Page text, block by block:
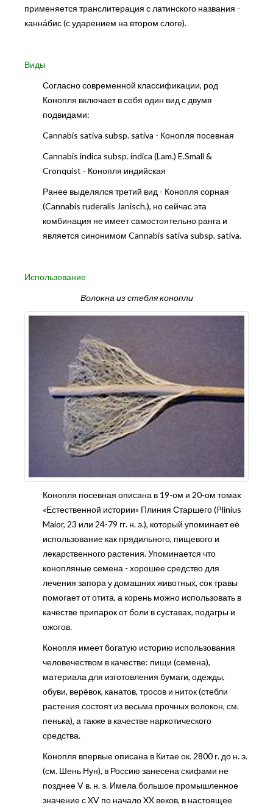
применяется транслитерация с латинского названия -
канна́бис (с ударением на втором слоге).
Виды
Согласно современной классификации, род
Конопля включает в себя один вид с двумя
подвидами:
Cannabis sativa subsp. sativa - Конопля посевная
Cannabis indica subsp. indica (Lam.) E.Small &
Cronquist - Конопля индийская
Ранее выделялся третий вид - Конопля сорная
(Cannabis ruderalis Janisch.), но сейчас эта
комбинация не имеет самостоятельно ранга и
является синонимом Cannabis sativa subsp. sativa.
Использование
Волокна из стебля конопли
Конопля посевная описана в 19-ом и 20-ом томах
«Естественной истории» Плиния Старшего (Plinius
Maior, 23 или 24-79 гг. н. э.), который упоминает её
использование как прядильного, пищевого и
лекарственного растения. Упоминается что
конопляные семена - хорошее средство для
лечения запора у домашних животных, сок травы
помогает от отита, а корень можно использовать в
качестве припарок от боли в суставах, подагры и
ожогов.
Конопля имеет богатую историю использования
человечеством в качестве: пищи (семена),
материала для изготовления бумаги, одежды,
обуви, верёвок, канатов, тросов и ниток (стебли
растения состоят из весьма прочных волокон, см.
пенька), а также в качестве наркотического
средства.
Конопля впервые описана в Китае ок. 2800 г. до н. э.
(см. Шень Нун), в Россию занесена скифами не
позднее V в. н. э. Имела большое промышленное
значение с XV по начало XX веков, в настоящее